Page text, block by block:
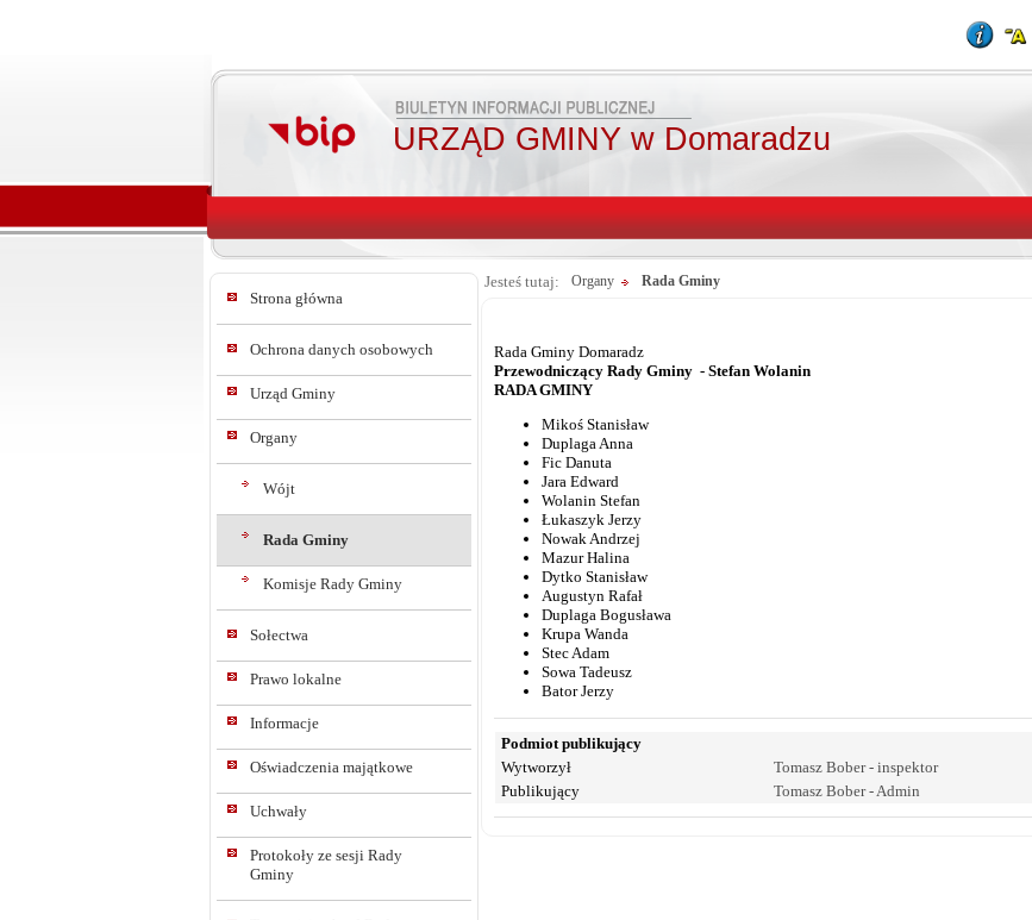
URZĄD GMINY w Domaradzu
Strona główna
Ochrona danych osobowych
Urząd Gminy
Organy
Wójt
Rada Gminy
Komisje Rady Gminy
Sołectwa
Prawo lokalne
Informacje
Oświadczenia majątkowe
Uchwały
Protokoły ze sesji Rady
Gminy
Jesteś tutaj: Organy Rada Gminy
Rada Gminy Domaradz
Przewodniczący Rady Gminy - Stefan Wolanin
RADA GMINY
Mikoś Stanisław
Duplaga Anna
Fic Danuta
Jara Edward
Wolanin Stefan
Łukaszyk Jerzy
Nowak Andrzej
Mazur Halina
Dytko Stanisław
Augustyn Rafał
Duplaga Bogusława
Krupa Wanda
Stec Adam
Sowa Tadeusz
Bator Jerzy
Podmiot publikujący
Wytworzył
Tomasz Bober - inspektor
Publikujący
Tomasz Bober - Admin